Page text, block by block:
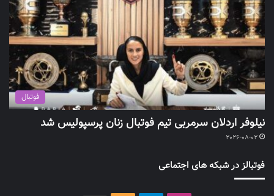
فوتبال
نیلوفر اردلان سرمربی تیم فوتبال زنان پرسپولیس شد
2026-08-02
فوتبالز در شبکه های اجتماعی